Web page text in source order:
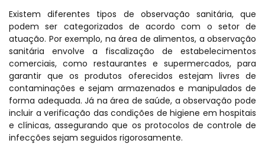
Existem diferentes tipos de observação sanitária, que
podem ser categorizados de acordo com o setor de
atuação. Por exemplo, na área de alimentos, a observação
sanitária envolve a fiscalização de estabelecimentos
comerciais, como restaurantes e supermercados, para
garantir que os produtos oferecidos estejam livres de
contaminações e sejam armazenados e manipulados de
forma adequada. Já na área de saúde, a observação pode
incluir a verificação das condições de higiene em hospitais
e clínicas, assegurando que os protocolos de controle de
infecções sejam seguidos rigorosamente.